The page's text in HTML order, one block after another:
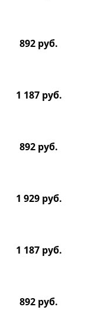
892 руб.
1 187 руб.
892 руб.
1 929 руб.
1 187 руб.
892 руб.